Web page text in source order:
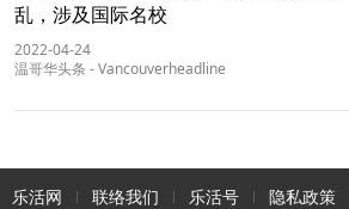
乱，涉及国际名校
2022-04-24
温哥华头条 -Vancouverheadline
乐活网 联络我们 乐活号 隐私政策